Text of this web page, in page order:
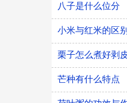
八子是什么位分
小米与红米的区别
栗子怎么煮好剥
芒种有什么特点